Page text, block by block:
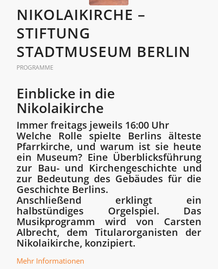
NIKOLAIKIRCHE –
STIFTUNG
STADTMUSEUM BERLIN
PROGRAMME
Einblicke in die
Nikolaikirche
Immer freitags jeweils 16:00 Uhr
Welche Rolle spielte Berlins älteste
Pfarrkirche, und warum ist sie heute
ein Museum? Eine Überblicksführung
zur Bau- und Kirchengeschichte und
zur Bedeutung des Gebäudes für die
Geschichte Berlins.
Anschließend erklingt ein
halbstündiges Orgelspiel. Das
Musikprogramm wird von Carsten
Albrecht, dem Titularorganisten der
Nikolaikirche, konzipiert.
Mehr Informationen